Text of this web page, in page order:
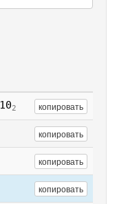
2 копировать
копировать
копировать
копировать